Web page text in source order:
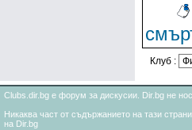
Клуб :
Clubs.dir.bg е форум за дискусии. Dir.bg не
Никаква част от съдържанието на тази
на Dir.bg